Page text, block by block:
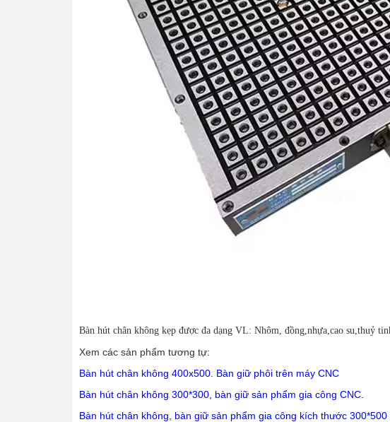
Bàn hút chân không kẹp được đa dạng VL: Nhôm, đồng,nhựa,cao su,thuỷ
Xem các sản phẩm tương tự:
Bàn hút chân không 400x500. Bàn giữ phôi trên máy CNC
Bàn hút chân không 300*300, bàn giữ sản phẩm gia công CNC.
Bàn hút chân không, bàn giữ sản phẩm gia công kích thước 300*500